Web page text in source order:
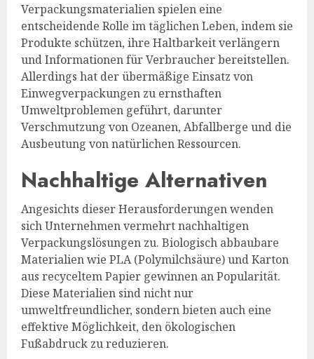
Verpackungsmaterialien spielen eine
entscheidende Rolle im täglichen Leben, indem sie
Produkte schützen, ihre Haltbarkeit verlängern
und Informationen für Verbraucher bereitstellen.
Allerdings hat der übermäßige Einsatz von
Einwegverpackungen zu ernsthaften
Umweltproblemen geführt, darunter
Verschmutzung von Ozeanen, Abfallberge und die
Ausbeutung von natürlichen Ressourcen.
Nachhaltige Alternativen
Angesichts dieser Herausforderungen wenden
sich Unternehmen vermehrt nachhaltigen
Verpackungslösungen zu. Biologisch abbaubare
Materialien wie PLA (Polymilchsäure) und Karton
aus recyceltem Papier gewinnen an Popularität.
Diese Materialien sind nicht nur
umweltfreundlicher, sondern bieten auch eine
effektive Möglichkeit, den ökologischen
Fußabdruck zu reduzieren.